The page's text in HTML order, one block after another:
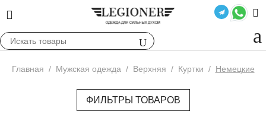
Главная / Мужская одежда / Верхняя / Куртки / Немецкие
ФИЛЬТРЫ ТОВАРОВ